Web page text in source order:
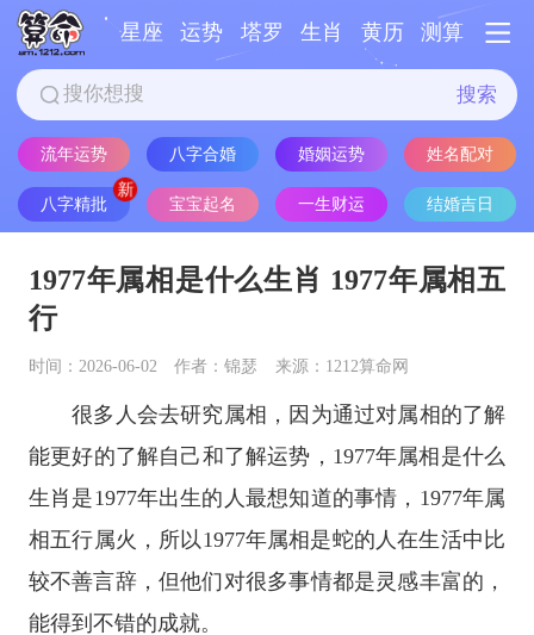
星座 运势 塔罗 生肖 黄历 测算
搜索
流年运势 八字合婚 婚姻运势 姓名配对
八字精批 宝宝起名 一生财运 结婚吉日
1977年属相是什么生肖 1977年属相五
行
时间：2026-06-02 作者：锦瑟 来源：1212算命网
很多人会去研究属相，因为通过对属相的了解
能更好的了解自己和了解运势，1977年属相是什么
生肖是1977年出生的人最想知道的事情，1977年属
相五行属火，所以1977年属相是蛇的人在生活中比
较不善言辞，但他们对很多事情都是灵感丰富的，
能得到不错的成就。